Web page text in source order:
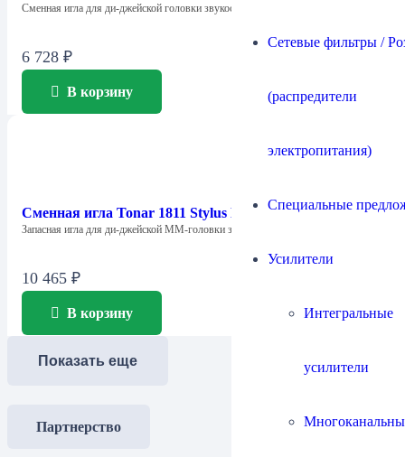
Сетевые фильтры /
(распредители
электропитания)
Специальные
Усилители
Интегральные
усилители
Cменная игла для ди-джейской головки звукоснимателя…
6 728 ₽
В корзину
Сменная игла Tonar 1811 Stylus Baktrak
Запасная игла для ди-джейской ММ-головки звукоснимателя…
10 465 ₽
В корзину
Показать еще
Партнерство